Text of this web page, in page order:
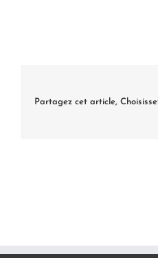
Partagez cet article,